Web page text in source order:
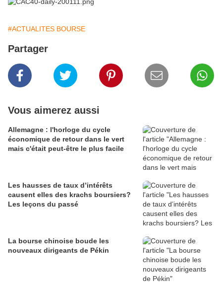
#ACTUALITES BOURSE
Partager
Vous aimerez aussi
Allemagne : l'horloge du cycle
économique de retour dans le vert
mais c'était peut-être le plus facile
Les hausses de taux d’intérêts
causent elles des krachs boursiers?
Les leçons du passé
La bourse chinoise boude les
nouveaux dirigeants de Pékin